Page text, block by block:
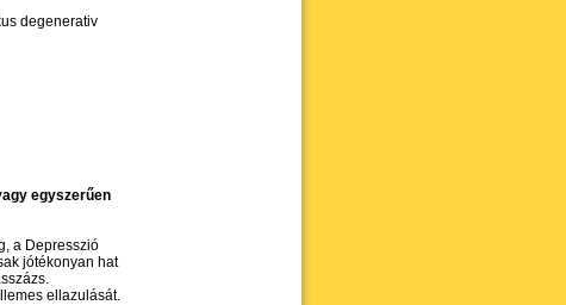
degenerativ
egyszerűen
a Depresszió
jótékonyan hat
ellazulását.